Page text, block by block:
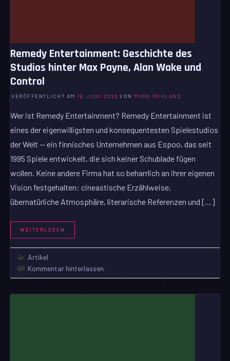
Remedy Entertainment: Geschichte des
Studios hinter Max Payne, Alan Wake und
Control
VERÖFFENTLICHT AM 18. JUNI 2026 VON MARK RUHLAND
Wer ist Remedy Entertainment? Remedy Entertainment ist
eines der eigenwilligsten und konsequentesten Spielestudios
der Welt — ein finnisches Unternehmen aus Espoo, das seit
1995 Spiele entwickelt, die sich keiner Schublade fügen
wollen. Keine andere Firma hat so beharrlich an ihrer eigenen
Vision festgehalten: cineastische Erzählweise,
übernatürliche Atmosphäre, literarische Referenzen und […]
WEITERLESEN
Artikel
Kommentar hinterlassen